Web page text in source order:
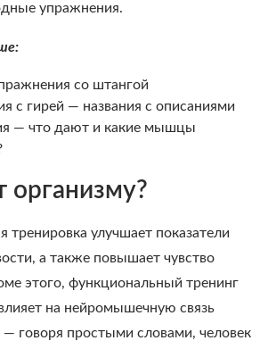
упражнения.
со штангой
с гирей — названия с описаниями
— что дают и какие мышцы
организму?
тренировка улучшает показатели
а также повышает чувство
этого, функциональный тренинг
на нейромышечную связь
говоря простыми словами, человек